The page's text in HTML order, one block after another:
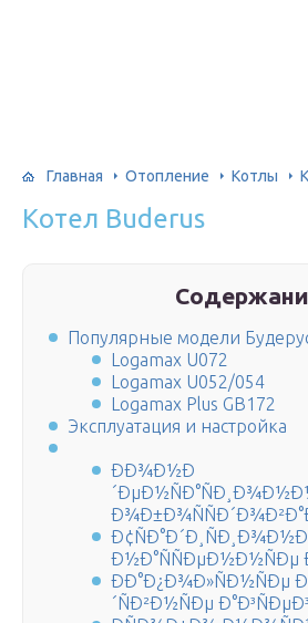
Главная Отопление Котлы
Котел Buderus
Популярные модели
Logamax U072
Logamax U052/054
Logamax Plus GB172
Эксплуатация и настройка
ÐÐ¾Ð½Ð
Ð½Ð°ÑÑÐµÐ½Ð½ÑÐµ
ÐÐ°Ð¿Ð¾Ð»ÑÐ½ÑÐµ
´ÑÐ²Ð½ÑÐµ